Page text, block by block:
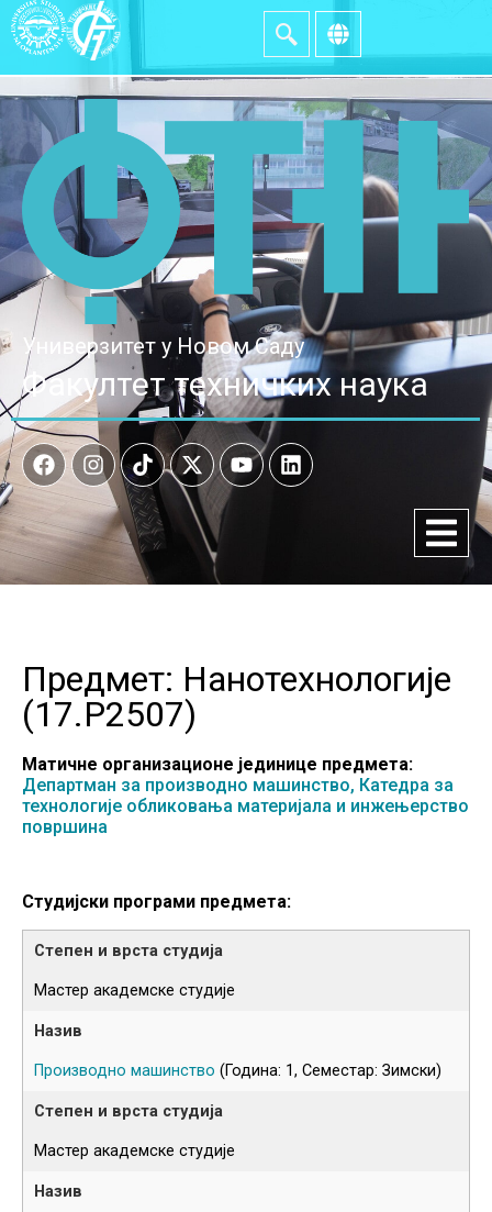
Универзитет у Новом Саду
Факултет техничких наука
Предмет: Нанотехнологије
(17.P2507)
Матичне организационе јединице предмета:
Департман за производно машинство, Катедра за
технологије обликовања материјала и инжењерство
површина
Студијски програми предмета:
Мастер академске студије
Производно машинство (Година: 1, Семестар: Зимски)
Мастер академске студије